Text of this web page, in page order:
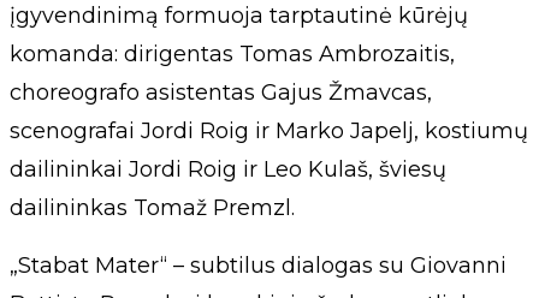
įgyvendinimą formuoja tarptautinė kūrėjų
komanda: dirigentas Tomas Ambrozaitis,
choreografo asistentas Gajus Žmavcas,
scenografai Jordi Roig ir Marko Japelj, kostiumų
dailininkai Jordi Roig ir Leo Kulaš, šviesų
dailininkas Tomaž Premzl.
„Stabat Mater“ – subtilus dialogas su Giovanni